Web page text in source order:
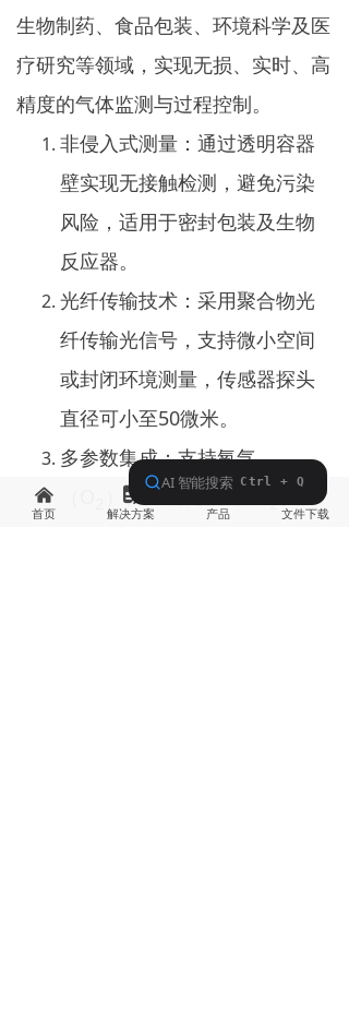
生物制药、食品包装、环境科学及医
疗研究等领域，实现无损、实时、高
精度的气体监测与过程控制。
非侵入式测量：通过透明容器
壁实现无接触检测，避免污染
风险，适用于密封包装及生物
反应器。
光纤传输技术：采用聚合物光
纤传输光信号，支持微小空间
或封闭环境测量，传感器探头
直径可小至50微米。
多参数集成：支持氧气
）、二氧化碳（CO 2
낀
首页
넖
解决方案
낙
产品 文件下载